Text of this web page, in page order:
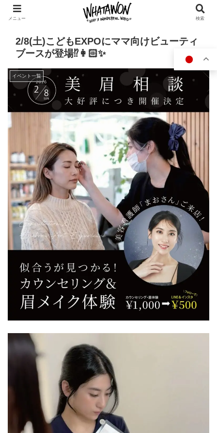
2/8(土)こどもEXPOにママ向けビューティ
ブースが登場⁉︎👩🏻✨
イベント一覧
メニュー 検索